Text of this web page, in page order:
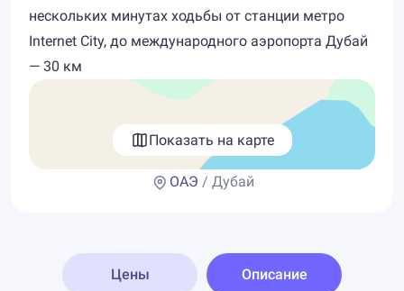
нескольких минутах ходьбы от станции метро
Internet City, до международного аэропорта Дубай
— 30 км
Показать на карте
ОАЭ / Дубай
Цены Описание